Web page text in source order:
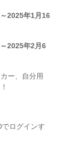
2025年1月16
2025年2月6
ー、自分用
ログインす